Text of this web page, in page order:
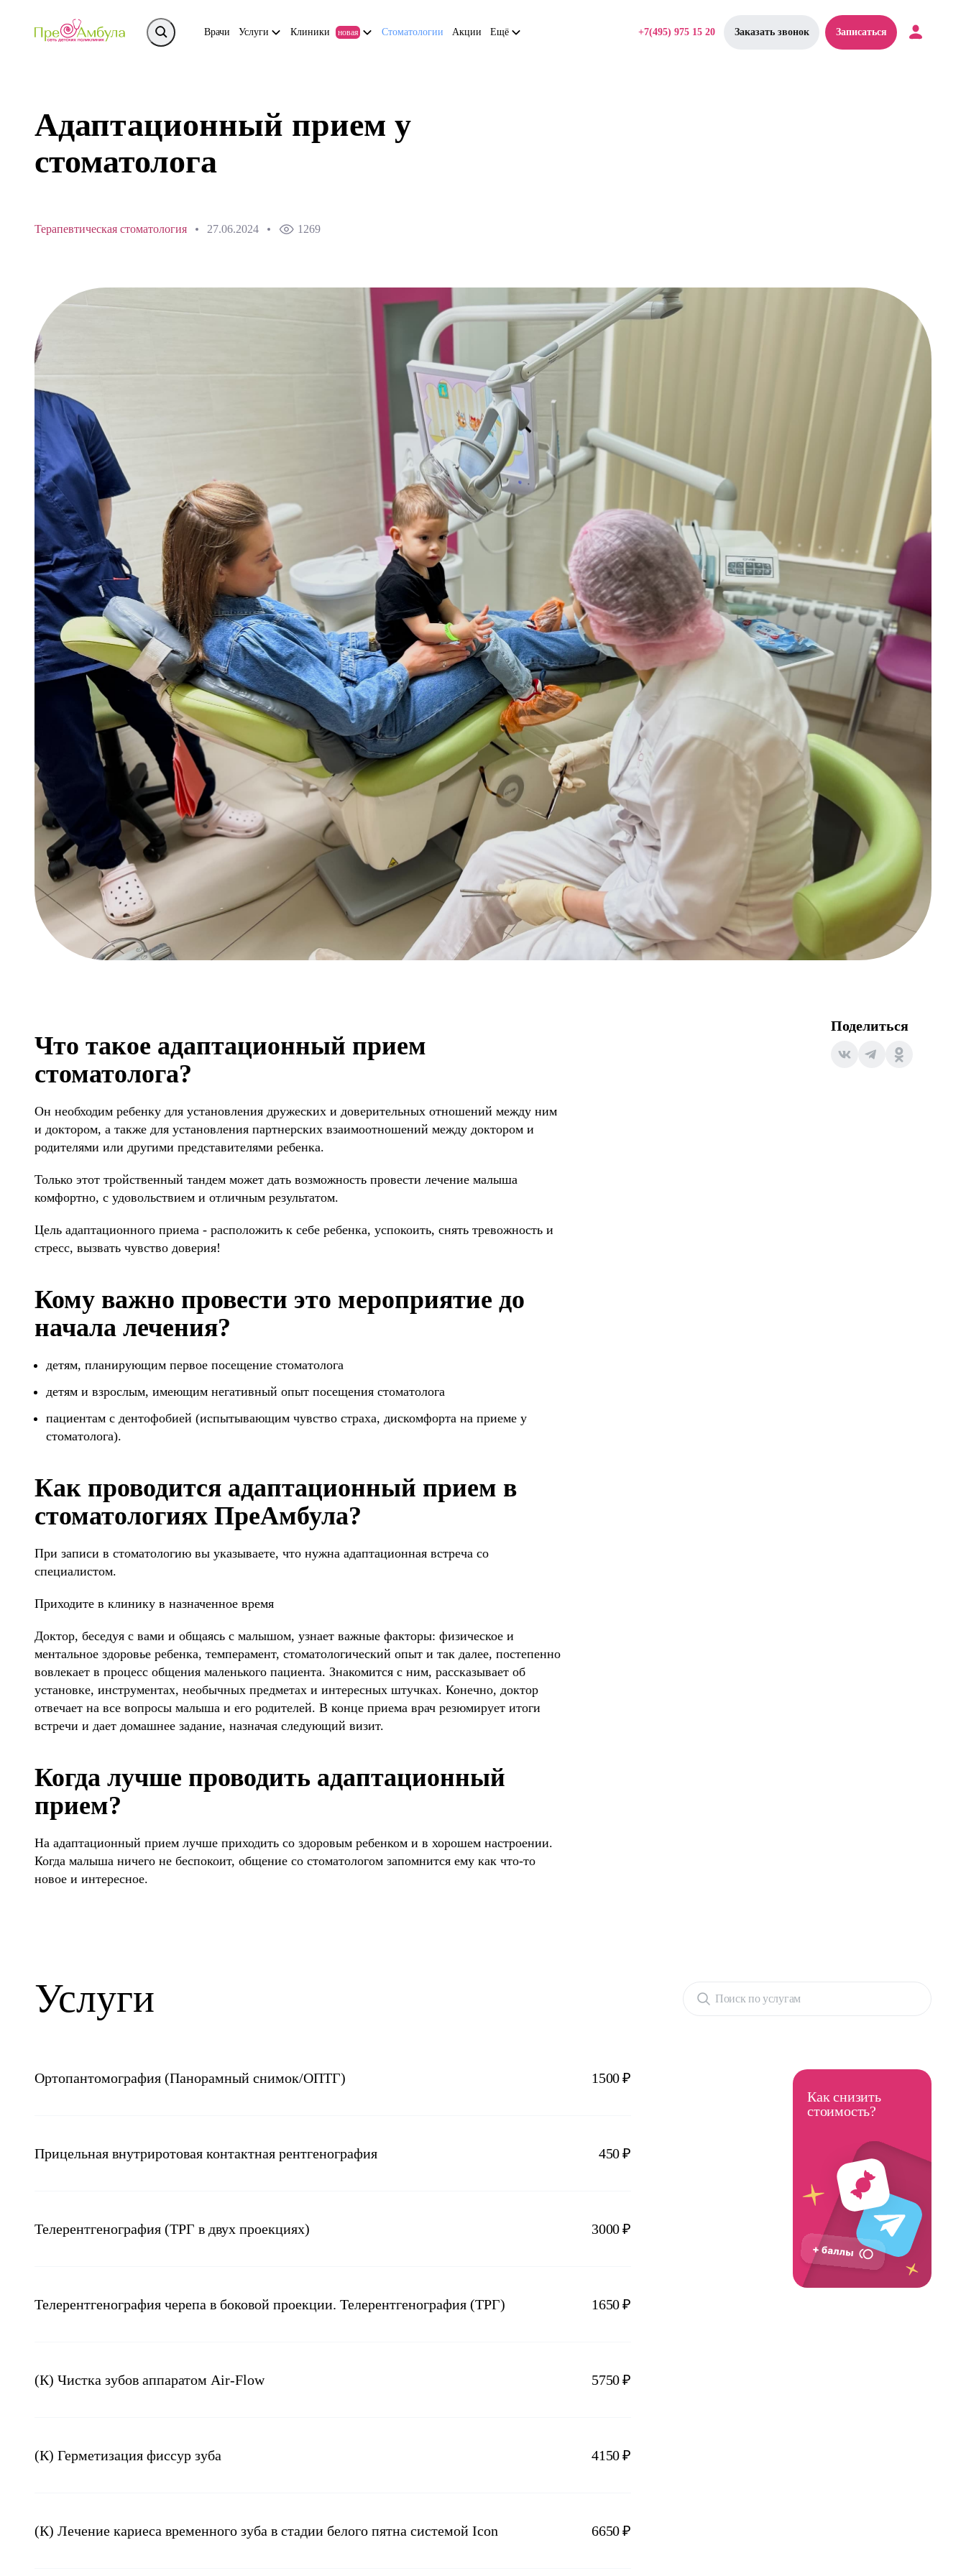
Врачи Услуги Клиники новая Стоматологии Акции Ещё +7(495) 975 15 20 Заказать звонок Записаться
Адаптационный прием у
стоматолога
Терапевтическая стоматология 27.06.2024 1269
Что такое адаптационный прием
стоматолога?
Он необходим ребенку для установления дружеских и доверительных отношений между ним
и доктором, а также для установления партнерских взаимоотношений между доктором и
родителями или другими представителями ребенка.
Только этот тройственный тандем может дать возможность провести лечение малыша
комфортно, с удовольствием и отличным результатом.
Цель адаптационного приема - расположить к себе ребенка, успокоить, снять тревожность и
стресс, вызвать чувство доверия!
Кому важно провести это мероприятие до
начала лечения?
детям, планирующим первое посещение стоматолога
детям и взрослым, имеющим негативный опыт посещения стоматолога
пациентам с дентофобией (испытывающим чувство страха, дискомфорта на приеме у
стоматолога).
Как проводится адаптационный прием в
стоматологиях ПреАмбула?
При записи в стоматологию вы указываете, что нужна адаптационная встреча со
специалистом.
Приходите в клинику в назначенное время
Доктор, беседуя с вами и общаясь с малышом, узнает важные факторы: физическое и
ментальное здоровье ребенка, темперамент, стоматологический опыт и так далее, постепенно
вовлекает в процесс общения маленького пациента. Знакомится с ним, рассказывает об
установке, инструментах, необычных предметах и интересных штучках. Конечно, доктор
отвечает на все вопросы малыша и его родителей. В конце приема врач резюмирует итоги
встречи и дает домашнее задание, назначая следующий визит.
Когда лучше проводить адаптационный
прием?
На адаптационный прием лучше приходить со здоровым ребенком и в хорошем настроении.
Когда малыша ничего не беспокоит, общение со стоматологом запомнится ему как что-то
новое и интересное.
Поделиться
Услуги Поиск по услугам
Ортопантомография (Панорамный снимок/ОПТГ) 1500 ₽
Прицельная внутриротовая контактная рентгенография 450 ₽
Телерентгенография (ТРГ в двух проекциях) 3000 ₽
Телерентгенография черепа в боковой проекции. Телерентгенография (ТРГ) 1650 ₽
(К) Чистка зубов аппаратом Air-Flow 5750 ₽
(К) Герметизация фиссур зуба 4150 ₽
(К) Лечение кариеса временного зуба в стадии белого пятна системой Icon 6650 ₽
Как снизить
стоимость?